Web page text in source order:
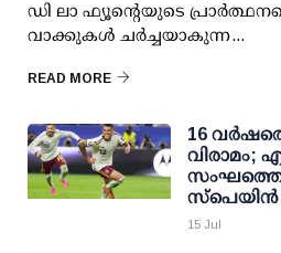
ഡി ലാ ഫ്യൂന്റെയുടെ
വാക്കുകൾ ചർച്ചയാകുന്ന...
READ MORE
16
വിരാമം;
സ്പെയിന്‍
15 Jul